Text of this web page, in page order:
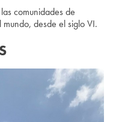
comunidades de
desde el siglo VI.